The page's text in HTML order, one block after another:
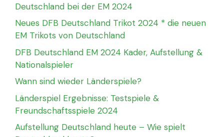
Deutschland bei der EM 2024
Neues DFB Deutschland Trikot 2024 * die neuen
EM Trikots von Deutschland
DFB Deutschland EM 2024 Kader, Aufstellung &
Nationalspieler
Wann sind wieder Länderspiele?
Länderspiel Ergebnisse: Testspiele &
Freundschaftsspiele 2024
Aufstellung Deutschland heute – Wie spielt